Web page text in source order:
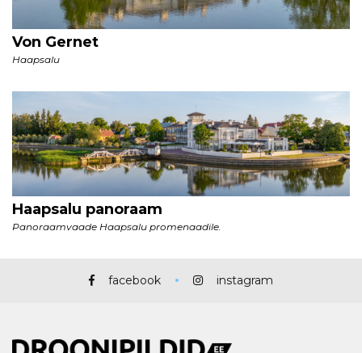
facebook instagram